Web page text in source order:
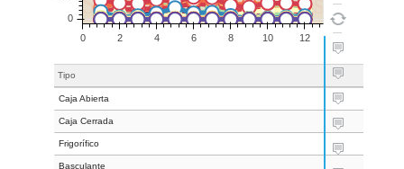
Tipo
Caja Abierta
Caja Cerrada
Frigorífico
Basculante